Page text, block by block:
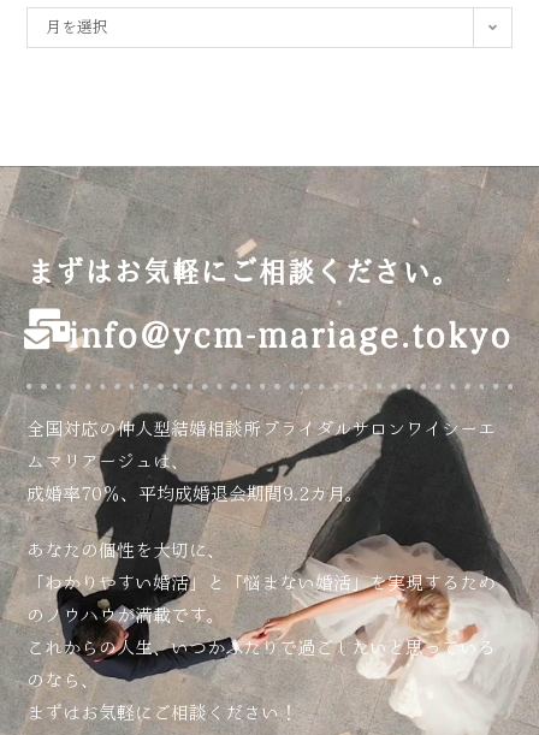
月を選択
まずはお気軽にご相談ください。
info@ycm-mariage.tokyo
全国対応の仲人型結婚相談所ブライダルサロンワイシーエ
ムマリアージュは、
成婚率70％、平均成婚退会期間9.2カ月。
あなたの個性を大切に、
「わかりやすい婚活」と「悩まない婚活」を実現するため
のノウハウが満載です。
これからの人生、いつかふたりで過ごしたいと思っている
のなら、
まずはお気軽にご相談ください！